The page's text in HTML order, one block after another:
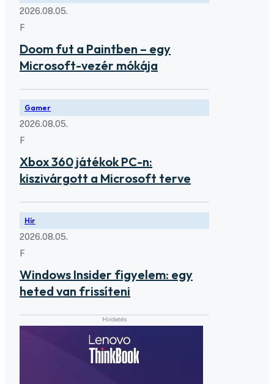
2026.08.05.
F
Doom fut a Paintben – egy
Microsoft-vezér mókája
Gamer
2026.08.05.
F
Xbox 360 játékok PC-n:
kiszivárgott a Microsoft terve
Hír
2026.08.05.
F
Windows Insider figyelem: egy
heted van frissíteni